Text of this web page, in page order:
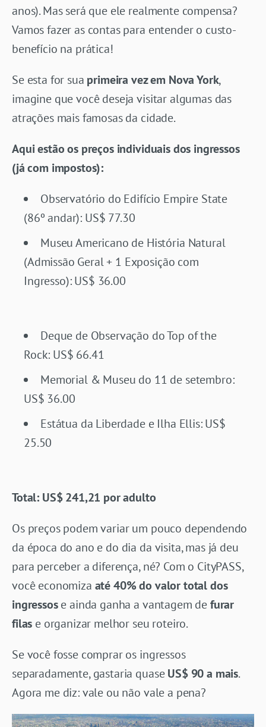
anos). Mas será que ele realmente compensa?
Vamos fazer as contas para entender o custo-
benefício na prática!
Se esta for sua primeira vez em Nova York,
imagine que você deseja visitar algumas das
atrações mais famosas da cidade.
Aqui estão os preços individuais dos ingressos
(já com impostos):
Observatório do Edifício Empire State
(86º andar): US$ 77.30
Museu Americano de História Natural
(Admissão Geral + 1 Exposição com
Ingresso): US$ 36.00
Deque de Observação do Top of the
Rock: US$ 66.41
Memorial & Museu do 11 de setembro:
US$ 36.00
Estátua da Liberdade e Ilha Ellis: US$
25.50
Total: US$ 241,21 por adulto
Os preços podem variar um pouco dependendo
da época do ano e do dia da visita, mas já deu
para perceber a diferença, né? Com o CityPASS,
você economiza até 40% do valor total dos
ingressose ainda ganha a vantagem defurar
filas e organizar melhor seu roteiro.
Se você fosse comprar os ingressos
separadamente, gastaria quaseUS$ 90 a mais.
Agora me diz: vale ou não vale a pena?